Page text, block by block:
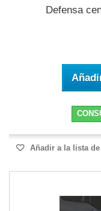
Defensa
Añadir a la lista